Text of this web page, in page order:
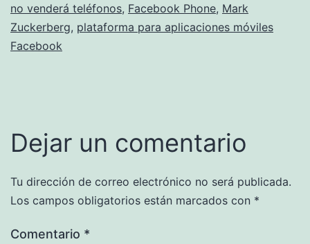
no venderá teléfonos, Facebook Phone, Mark
Zuckerberg, plataforma para aplicaciones móviles
Facebook
Dejar un comentario
Tu dirección de correo electrónico no será publicada.
Los campos obligatorios están marcados con *
Comentario *